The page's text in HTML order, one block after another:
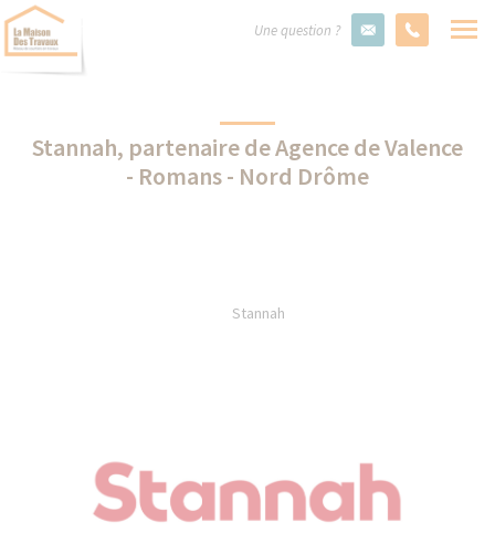
Une question ?
Stannah, partenaire de Agence de Valence
- Romans - Nord Drôme
Stannah